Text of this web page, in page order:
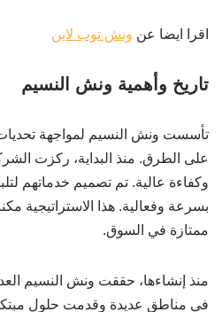
اقرا ايضا عن ونش توب لاين
تاريخ وأهمية ونش النسيم
تأسست ونش النسيم لمواجهة
على الطرق. منذ البداية، ركزت
وكفاءة عالية. تم تصميم خدماتهم
بسرعة وفعالية. هذا الاستراتيجية
ممتازة في السوق.
منذ إنشاءها، حققت ونش النسيم
في مناطق عديدة وقدمت حلول